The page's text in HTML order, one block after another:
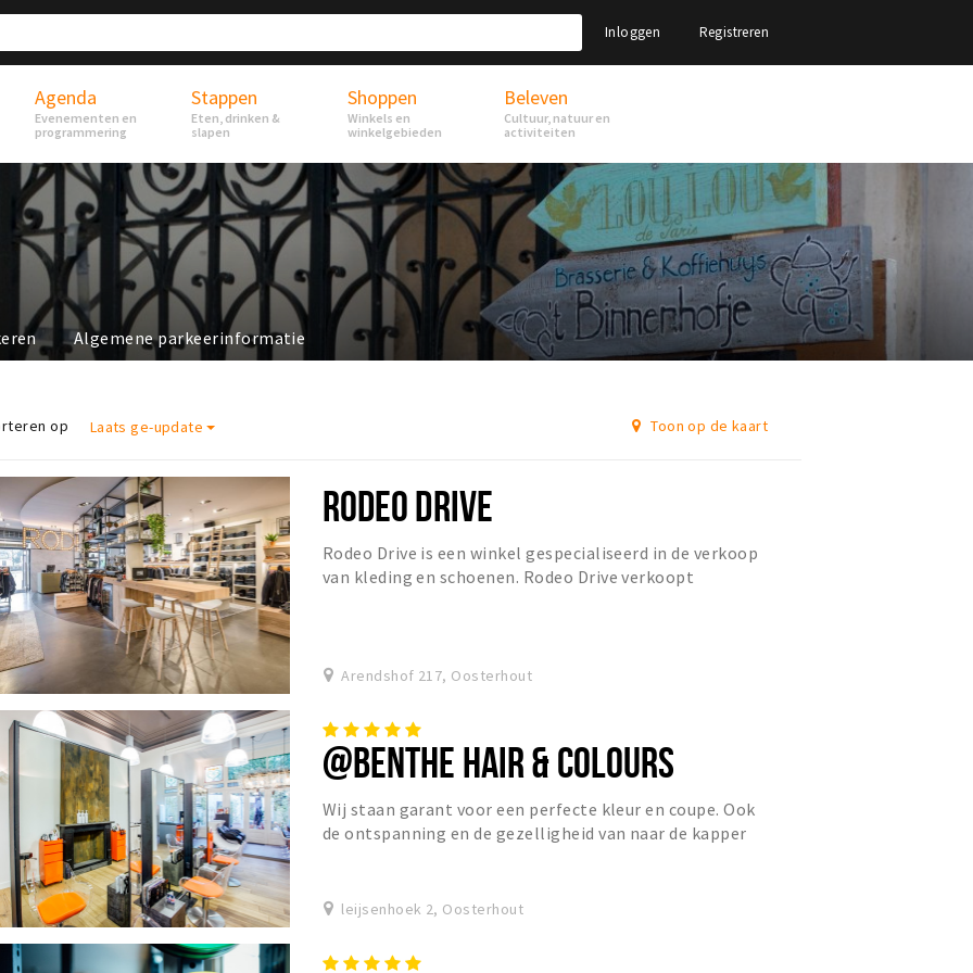
Inloggen Registreren
Agenda
Evenementen en
programmering
Stappen
Eten, drinken &
slapen
Shoppen
Winkels en
winkelgebieden
Beleven
Cultuur, natuur en
activiteiten
Algemene parkeerinformatie
op Laats ge-update Toon op de kaart
RODEO DRIVE
Rodeo Drive is een winkel gespecialiseerd in de verkoop
van kleding en schoenen. Rodeo Drive verkoopt
Arendshof 217, Oosterhout
@BENTHE HAIR & COLOURS
Wij staan garant voor een perfecte kleur en coupe. Ook
de ontspanning en de gezelligheid van naar de kapper
leijsenhoek 2, Oosterhout